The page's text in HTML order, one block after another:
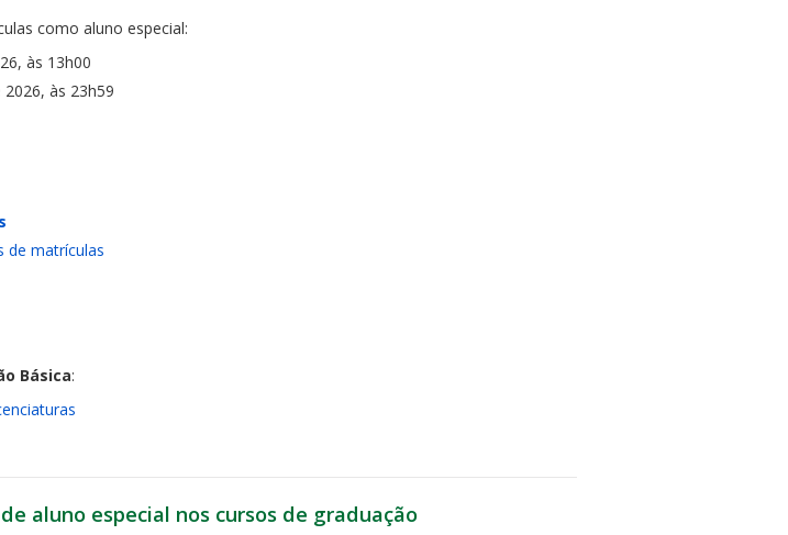
como aluno especial:
às 13h00
às 23h59
de matrículas
Básica:
de aluno especial nos cursos de graduação